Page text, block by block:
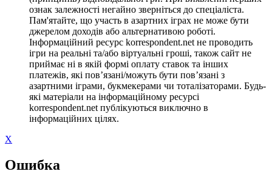
ознак залежності негайно зверніться до спеціаліста.
Пам'ятайте, що участь в азартних іграх не може бути
джерелом доходів або альтернативою роботі.
Інформаційний ресурс korrespondent.net не проводить
ігри на реальні та/або віртуальні гроші, також сайт не
приймає ні в якій формі оплату ставок та інших
платежів, які пов’язані/можуть бути пов’язані з
азартними іграми, букмекерами чи тоталізаторами. Будь-
які матеріали на інформаційному ресурсі
korrespondent.net публікуються виключно в
інформаційних цілях.
X
Ошибка